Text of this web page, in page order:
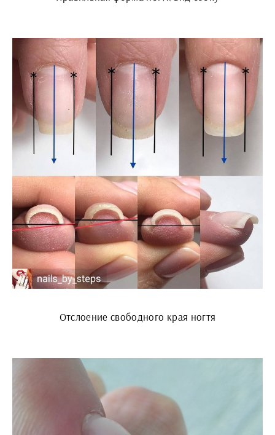
Отслоение свободного края ногтя